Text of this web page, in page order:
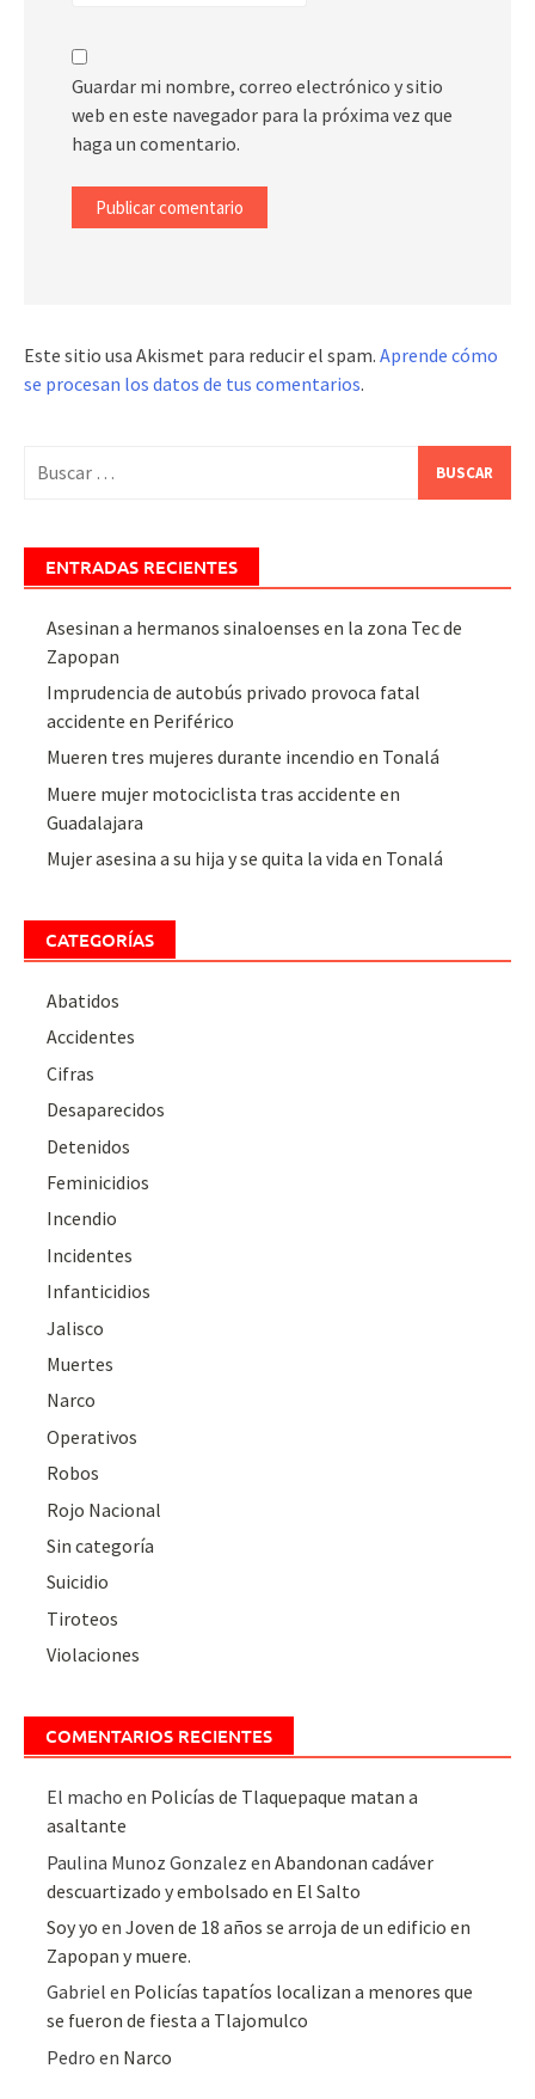
Guardar mi nombre, correo electrónico y sitio
web en este navegador para la próxima vez que
haga un comentario.
Este sitio usa Akismet para reducir el spam. Aprende cómo
se procesan los datos de tus comentarios.
ENTRADAS RECIENTES
Asesinan a hermanos sinaloenses en la zona Tec de
Zapopan
Imprudencia de autobús privado provoca fatal
accidente en Periférico
Mueren tres mujeres durante incendio en Tonalá
Muere mujer motociclista tras accidente en
Guadalajara
Mujer asesina a su hija y se quita la vida en Tonalá
CATEGORÍAS
Abatidos
Accidentes
Cifras
Desaparecidos
Detenidos
Feminicidios
Incendio
Incidentes
Infanticidios
Jalisco
Muertes
Narco
Operativos
Robos
Rojo Nacional
Sin categoría
Suicidio
Tiroteos
Violaciones
COMENTARIOS RECIENTES
El macho en Policías de Tlaquepaque matan a
asaltante
Paulina Munoz Gonzalez enAbandonan cadáver
descuartizado y embolsado en El Salto
Soy yo enJoven de 18 años se arroja de un edificio en
Zapopan y muere.
Gabriel en Policías tapatíos localizan a menores que
se fueron de fiesta a Tlajomulco
Pedro en Narco